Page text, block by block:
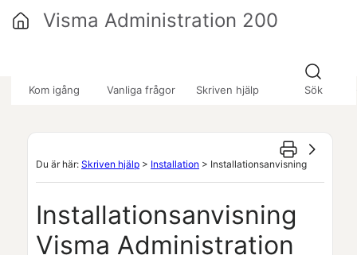
Kom igång Vanliga frågor Skriven hjälp Sök
Visma Administration 200
Du är här: Skriven hjälp > Installation > Installationsanvisning
Installationsanvisning
Visma Administration